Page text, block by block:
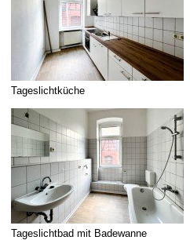
Tageslichtküche
Tageslichtbad mit Badewanne